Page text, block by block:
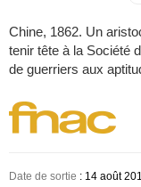
Chine, 1862. Un
tenir tête à la Société
de guerriers aux
Date de sortie : 14 août